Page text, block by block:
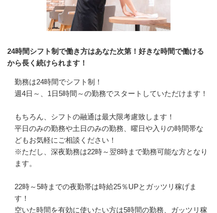
24時間シフト制で働き方はあなた次第！好きな時間で働ける
から長く続けられます！
勤務は24時間でシフト制！
週4日～、1日5時間～の勤務でスタートしていただけます！
もちろん、シフトの融通は最大限考慮致します！
平日のみの勤務や土日のみの勤務、曜日や入りの時間帯な
どもお気軽にご相談ください！
※ただし、深夜勤務は22時～翌8時まで勤務可能な方となり
ます。
22時～5時までの夜勤帯は時給25％UPとガッツリ稼げま
す！
空いた時間を有効に使いたい方は5時間の勤務、ガッツリ稼